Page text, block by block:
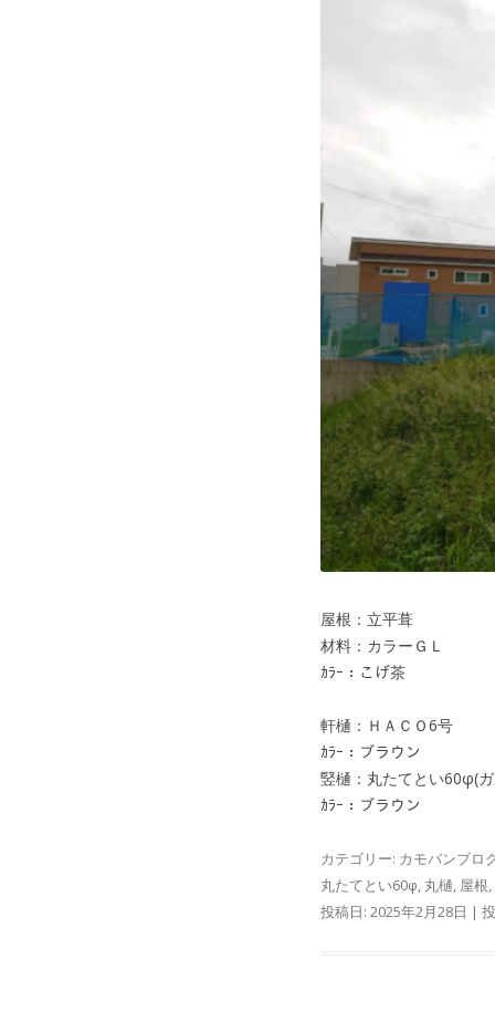
屋根：立平葺
材料：カラーＧＬ
ｶﾗｰ：こげ茶
軒樋：ＨＡＣＯ6号
ｶﾗｰ：ブラウン
竪樋：丸たてとい60φ(
ｶﾗｰ：ブラウン
カテゴリー: カモバンブロ
丸たてとい60φ, 丸樋, 屋根,
投稿日: 2025年2月28日 |